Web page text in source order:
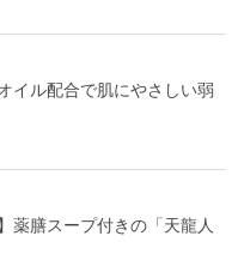
イル配合で肌にやさしい弱
薬膳スープ付きの「天龍人